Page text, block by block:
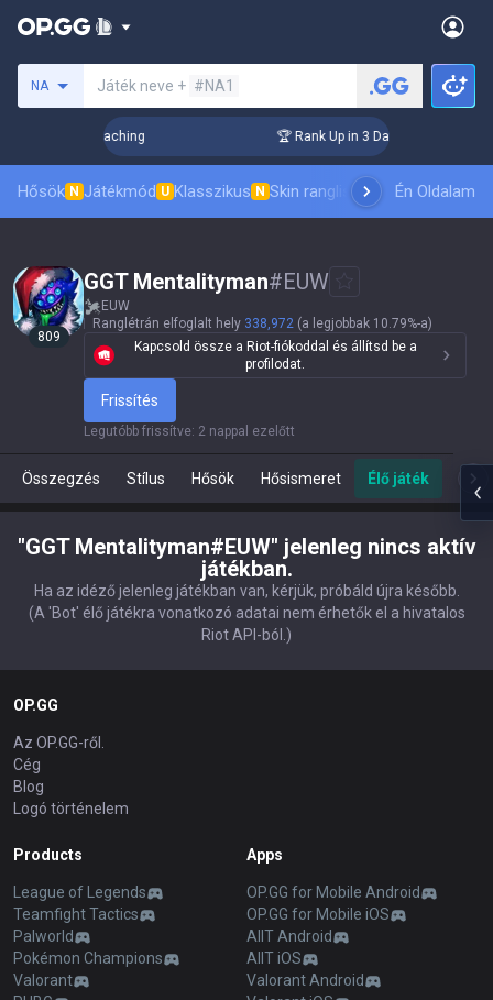
NA Játék neve + #NA1
Challenger Coaching 🏆 Rank Up in 3 Days! Challenger
Hősök N Játékmód U Klasszikus N Skin ranglistaVezetőlistákPro
Én Oldalam
809
GGT Mentalityman#EUW
EUW
Ranglétrán elfoglalt hely 338,972 (a legjobbak 10.79%-a)
Kapcsold össze a Riot-fiókoddal és állítsd be a
profilodat.
Frissítés
Legutóbb frissítve: 2 nappal ezelőtt
Összegzés Stílus Hősök Hősismeret Élő játék
"GGT Mentalityman#EUW" jelenleg nincs aktív
játékban.
Ha az idéző jelenleg játékban van, kérjük, próbáld újra később.
(A 'Bot' élő játékra vonatkozó adatai nem érhetők el a hivatalos
Riot API-ból.)
OP.GG
Az OP.GG-ről.
Cég
Blog
Logó történelem
Products
League of Legends
Teamfight Tactics
Palworld
Pokémon Champions
Valorant
Apps
OP.GG for Mobile Android
OP.GG for Mobile iOS
AllT Android
AllT iOS
Valorant Android